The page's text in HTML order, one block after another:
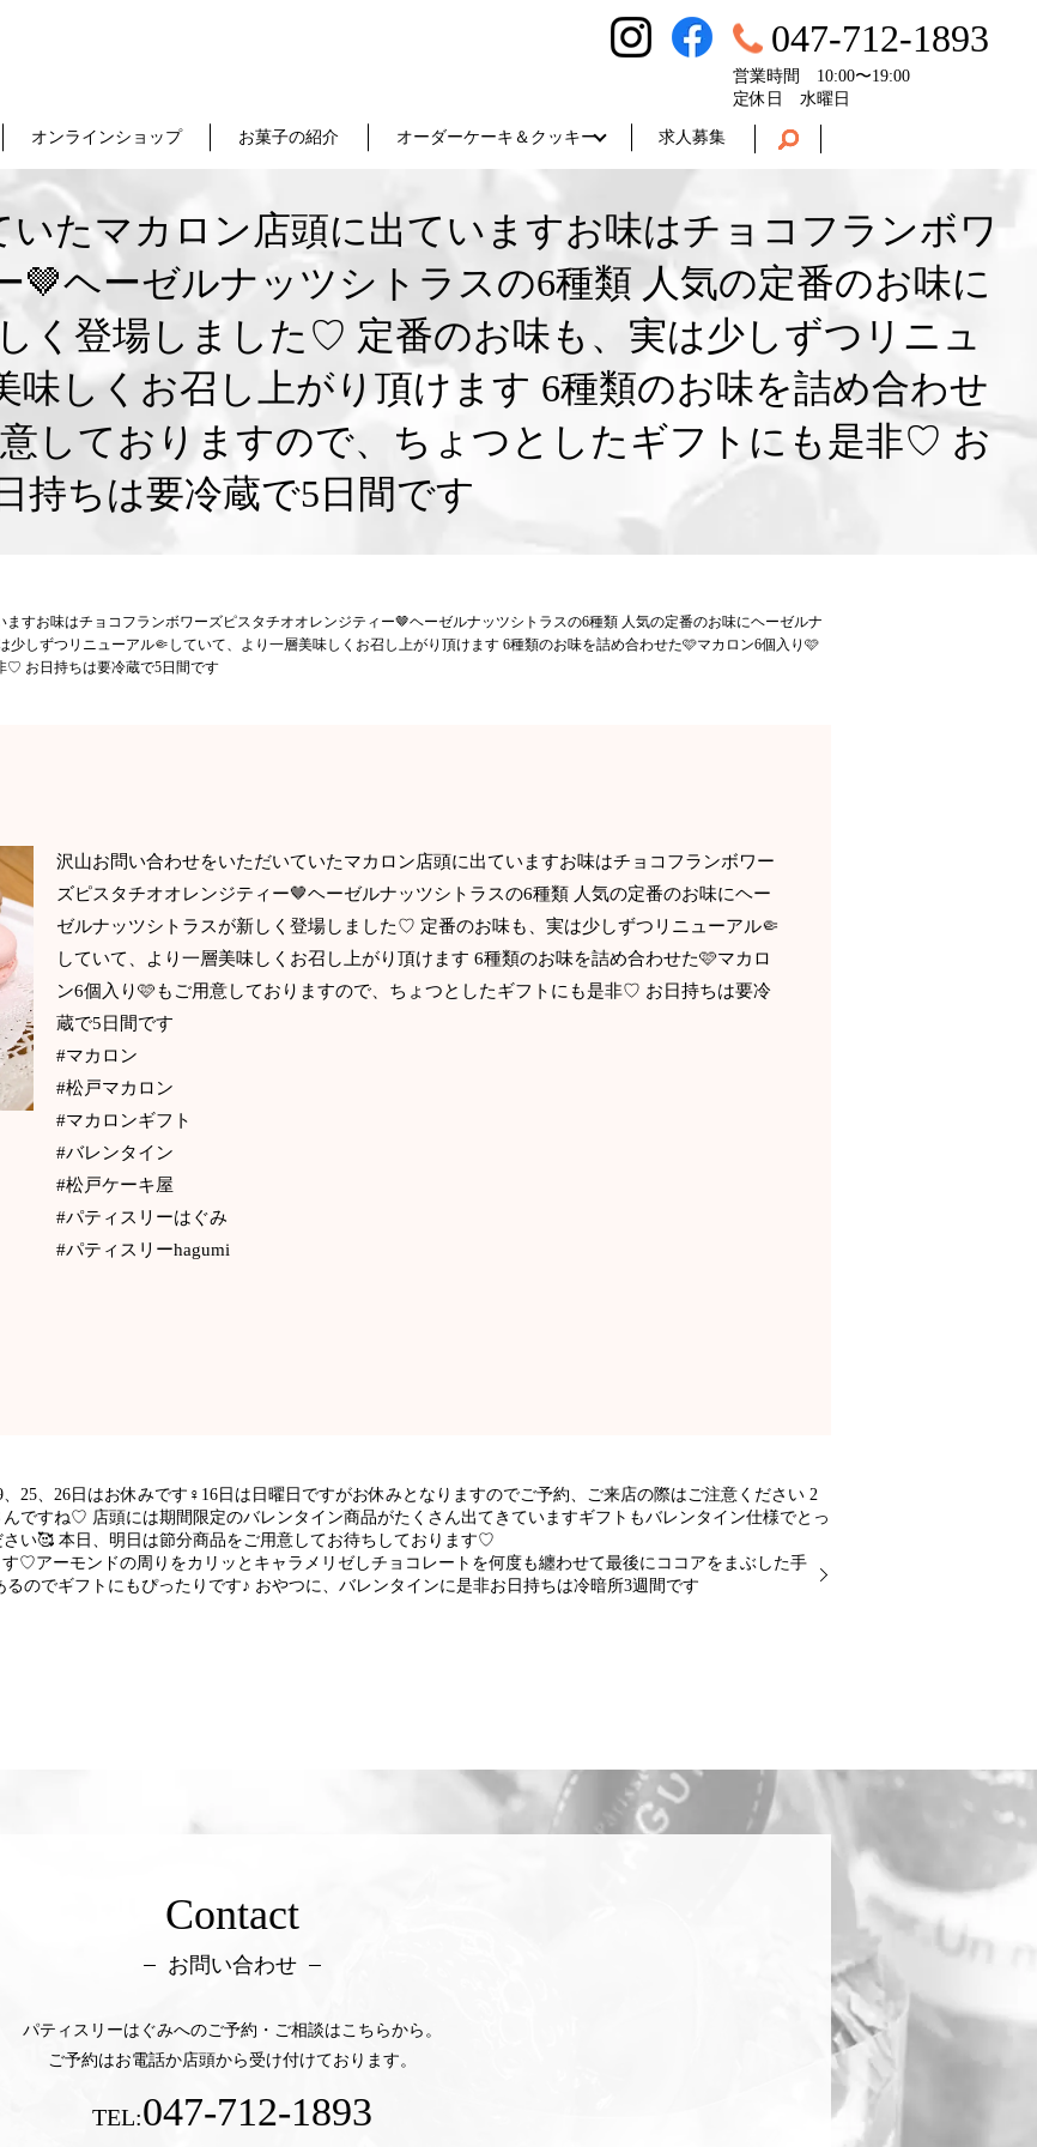
オンラインショップ お菓子の紹介 オーダーケーキ＆クッキー 求人募集
047-712-1893
営業時間 10:00〜19:00
定休日 水曜日
た️マカロン️店頭に出ていますお味はチョコ️フランボワ
🤎ヘーゼルナッツシトラスの6種類 人気の定番のお味に
く登場しました♡ 定番のお味も、実は少しずつリニュ
しくお召し上がり頂けます 6種類のお味を詰め合わせ
しておりますので、ちょつとしたギフトにも是非♡ お
日持ちは要冷蔵で5日間です
すお味はチョコ️フランボワーズピスタチオオレンジティー🤎ヘーゼルナッツシトラスの6種類 人気の定番のお味にヘーゼルナ
しずつリニューアル🤏していて、より一層美味しくお召し上がり頂けます 6種類のお味を詰め合わせた🩷マカロン6個入り🩷
♡ お日持ちは要冷蔵で5日間です
沢山お問い合わせをいただいていた️マカロン️店頭に出ていますお味はチョコ️フランボワー
ズピスタチオオレンジティー🤎ヘーゼルナッツシトラスの6種類 人気の定番のお味にヘー
ゼルナッツシトラスが新しく登場しました♡ 定番のお味も、実は少しずつリニューアル🤏
していて、より一層美味しくお召し上がり頂けます 6種類のお味を詰め合わせた🩷マカロ
ン6個入り🩷もご用意しておりますので、ちょつとしたギフトにも是非♡ お日持ちは要冷
蔵で5日間です
#マカロン
#松戸マカロン
#マカロンギフト
#バレンタイン
#松戸ケーキ屋
#パティスリーはぐみ
#パティスリーhagumi
、25、26日はお休みです‍♀️16日は日曜日ですがお休みとなりますのでご予約、ご来店の際はご注意ください️ 2
ですね♡ 店頭には期間限定のバレンタイン商品がたくさん出てきていますギフトもバレンタイン仕様でとっ
い🥰 本日、明日は節分商品をご用意してお待ちしております♡
♡アーモンドの周りをカリッとキャラメリゼしチョコレートを何度も纏わせて最後にココアをまぶした手
のでギフトにもぴったりです♪ おやつに、バレンタインに是非お日持ちは冷暗所3週間です
Contact
お問い合わせ
パティスリーはぐみへのご予約・ご相談はこちらから。
ご予約はお電話か店頭から受け付けております。
TEL:047-712-1893